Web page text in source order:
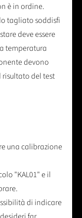
è in ordine.
tagliato soddisfi
deve essere
temperatura
devono
risultato del test
una calibrazione
"KAL01" e il
di indicare